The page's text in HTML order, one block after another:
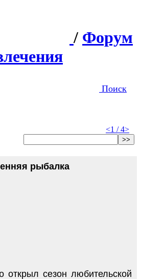
/ Форум
Поиск
<1 / 4>
>>
рыбалка
открыл сезон любительской